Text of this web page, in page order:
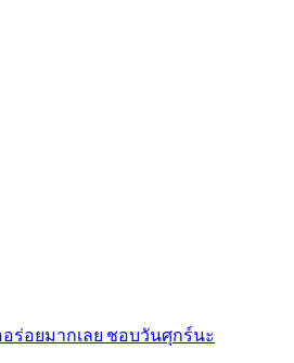
ร่อยมากเลย ชอบวันศุกร์นะ